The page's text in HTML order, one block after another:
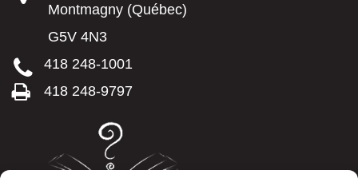
Montmagny (Québec)
G5V 4N3
418 248-1001
418 248-9797